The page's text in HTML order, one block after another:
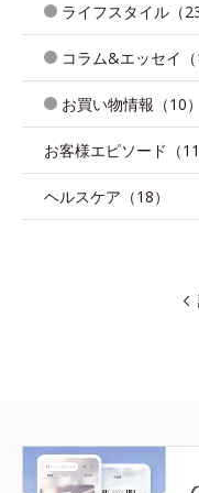
ライフスタイル（23
コラム&エッセイ（
お買い物情報（10）
お客様エピソード（11
ヘルスケア（18）